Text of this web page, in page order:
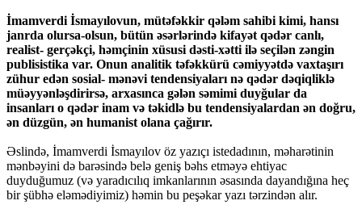
İmamverdi İsmayılovun, mütəfəkkir qələm sahibi kimi, hansı
janrda olursa-olsun, bütün əsərlərində kifayət qədər canlı,
realist- gerçəkçi, həmçinin xüsusi dəsti-xətti ilə seçilən zəngin
publisistika var. Onun analitik təfəkkürü cəmiyyətdə vaxtaşırı
zühur edən sosial- mənəvi tendensiyaları nə qədər dəqiqliklə
müəyyənləşdirirsə, arxasınca gələn səmimi duyğular da
insanları o qədər inam və təkidlə bu tendensiyalardan ən doğru,
ən düzgün, ən humanist olana çağırır.
Əslində, İmamverdi İsmayılov öz yazıçı istedadının, məharətinin
mənbəyini də barəsində belə geniş bəhs etməyə ehtiyac
duyduğumuz (və yaradıcılıq imkanlarının əsasında dayandığına heç
bir şübhə eləmədiyimiz) həmin bu peşəkar yazı tərzindən alır.